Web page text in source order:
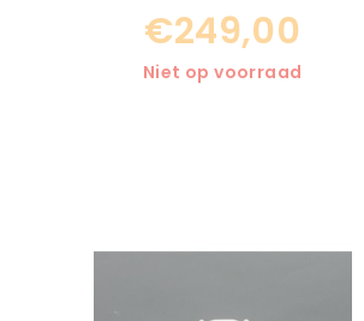
€249,00
Niet op voorraad